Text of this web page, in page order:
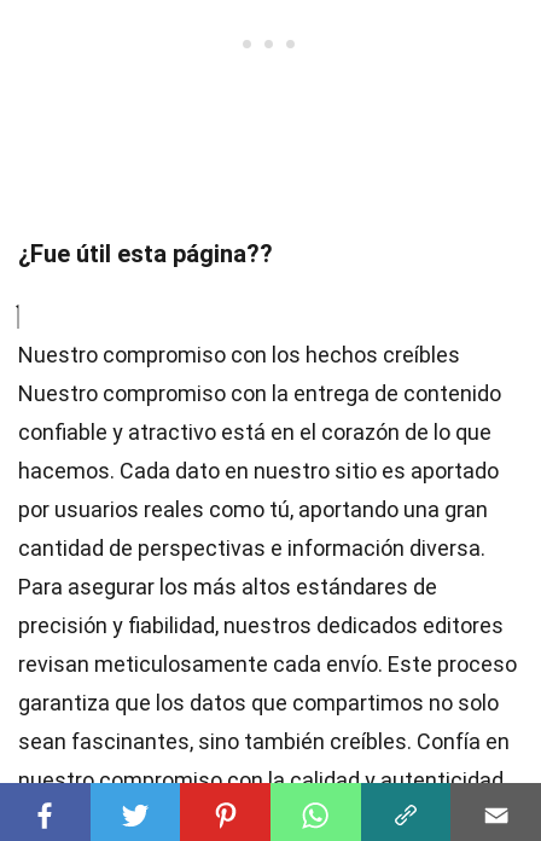
¿Fue útil esta página??
Nuestro compromiso con los hechos creíbles
Nuestro compromiso con la entrega de contenido
confiable y atractivo está en el corazón de lo que
hacemos. Cada dato en nuestro sitio es aportado
por usuarios reales como tú, aportando una gran
cantidad de perspectivas e información diversa.
Para asegurar los más altos estándares de
precisión y fiabilidad, nuestros dedicados editores
revisan meticulosamente cada envío. Este proceso
garantiza que los datos que compartimos no solo
sean fascinantes, sino también creíbles. Confía en
nuestro compromiso con la calidad y autenticidad
mientras exploras y aprendes con nosotros.